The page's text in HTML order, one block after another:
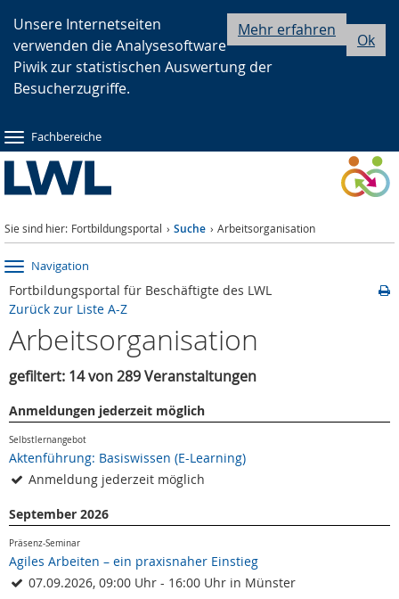
Hauptnavigation
Seitennavigation
Inhalt
Ok
Mehr erfahren
Unsere Internetseiten
verwenden die Analysesoftware
Piwik zur statistischen Auswertung der
Besucherzugriffe.
Fachbereiche
Sie sind hier: Fortbildungsportal Suche Arbeitsorganisation
Navigation
Fortbildungsportal für Beschäftigte des LWL
Zurück zur Liste A-Z
Arbeitsorganisation
gefiltert: 14 von 289 Veranstaltungen
Anmeldungen jederzeit möglich
Selbstlernangebot
Aktenführung: Basiswissen (E-Learning)
Anmeldung jederzeit möglich
September 2026
Präsenz-Seminar
Agiles Arbeiten – ein praxisnaher Einstieg
07.09.2026, 09:00 Uhr - 16:00 Uhr in Münster